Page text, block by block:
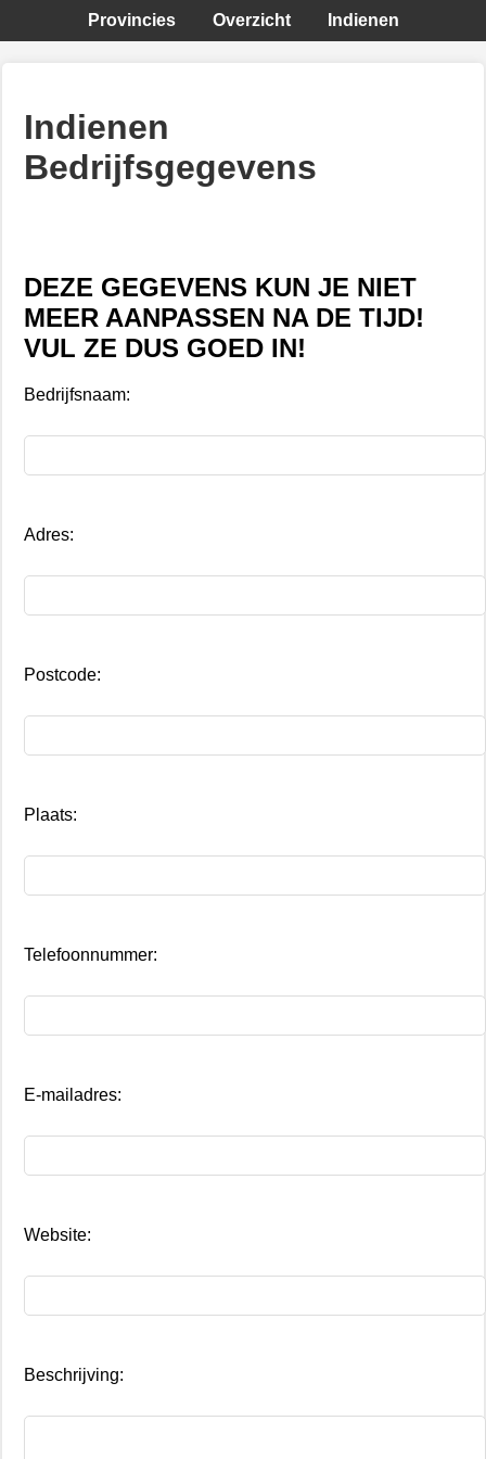
Provincies Overzicht Indienen
Indienen
Bedrijfsgegevens
DEZE GEGEVENS KUN JE NIET
MEER AANPASSEN NA DE TIJD!
VUL ZE DUS GOED IN!
Bedrijfsnaam:
Adres:
Postcode:
Plaats:
Telefoonnummer:
E-mailadres:
Website:
Beschrijving: